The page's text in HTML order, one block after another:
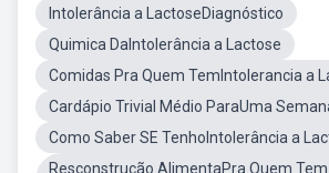
Intolerância a LactoseDiagnóstico
Quimica DaIntolerância a Lactose
Comidas Pra Quem TemIntolerancia a
Cardápio Trivial Médio ParaUma
Como Saber SE TenhoIntolerância a
Resconstrução AlimentaPra Quem